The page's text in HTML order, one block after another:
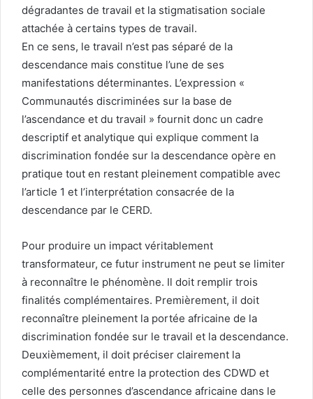
dégradantes de travail et la stigmatisation sociale
attachée à certains types de travail.
En ce sens, le travail n’est pas séparé de la
descendance mais constitue l’une de ses
manifestations déterminantes. L’expression «
Communautés discriminées sur la base de
l’ascendance et du travail » fournit donc un cadre
descriptif et analytique qui explique comment la
discrimination fondée sur la descendance opère en
pratique tout en restant pleinement compatible avec
l’article 1 et l’interprétation consacrée de la
descendance par le CERD.
Pour produire un impact véritablement
transformateur, ce futur instrument ne peut se limiter
à reconnaître le phénomène. Il doit remplir trois
finalités complémentaires. Premièrement, il doit
reconnaître pleinement la portée africaine de la
discrimination fondée sur le travail et la descendance.
Deuxièmement, il doit préciser clairement la
complémentarité entre la protection des CDWD et
celle des personnes d’ascendance africaine dans le